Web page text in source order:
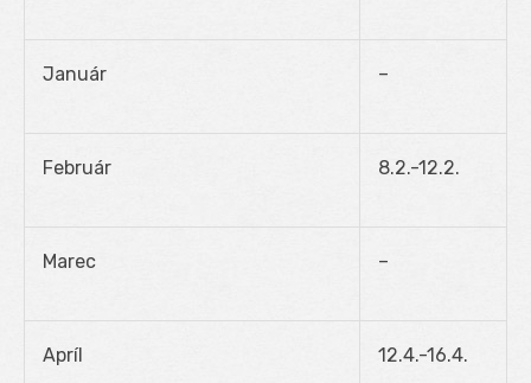
Január –
Február 8.2.-12.2.
Marec –
Apríl 12.4.-16.4.